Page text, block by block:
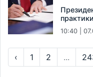
10:40 |
‹ 1 2 ...